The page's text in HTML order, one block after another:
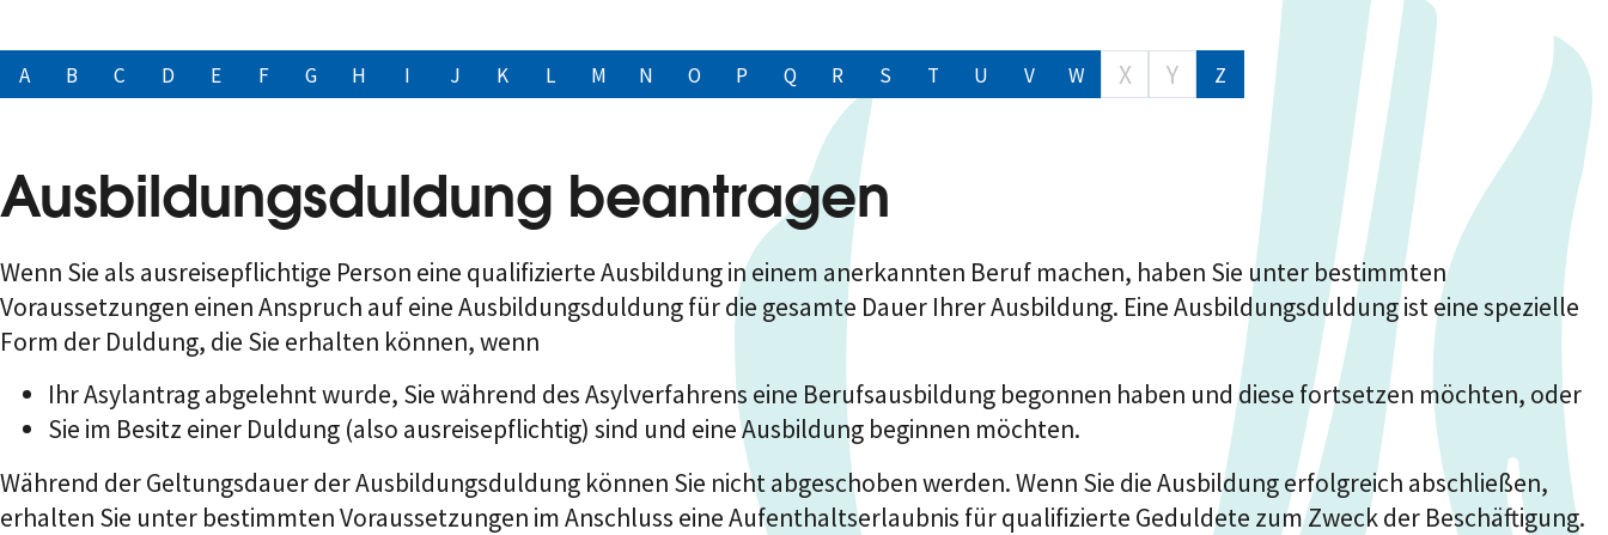
A B C D E F G H I J K L M N O P Q R S T U V W X Y Z
Ausbildungsduldung beantragen
Wenn Sie als ausreisepflichtige Person eine qualifizierte Ausbildung in einem anerkannten Beruf machen, haben Sie unter bestimmten
Voraussetzungen einen Anspruch auf eine Ausbildungsduldung für die gesamte Dauer Ihrer Ausbildung. Eine Ausbildungsduldung ist eine spezielle
Form der Duldung, die Sie erhalten können, wenn
Ihr Asylantrag abgelehnt wurde, Sie während des Asylverfahrens eine Berufsausbildung begonnen haben und diese fortsetzen möchten, oder
Sie im Besitz einer Duldung (also ausreisepflichtig) sind und eine Ausbildung beginnen möchten.
Während der Geltungsdauer der Ausbildungsduldung können Sie nicht abgeschoben werden. Wenn Sie die Ausbildung erfolgreich abschließen,
erhalten Sie unter bestimmten Voraussetzungen im Anschluss eine Aufenthaltserlaubnis für qualifizierte Geduldete zum Zweck der Beschäftigung.